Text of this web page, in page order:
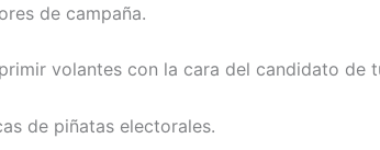
de campaña.
volantes con la cara del candidato de
de piñatas electorales.